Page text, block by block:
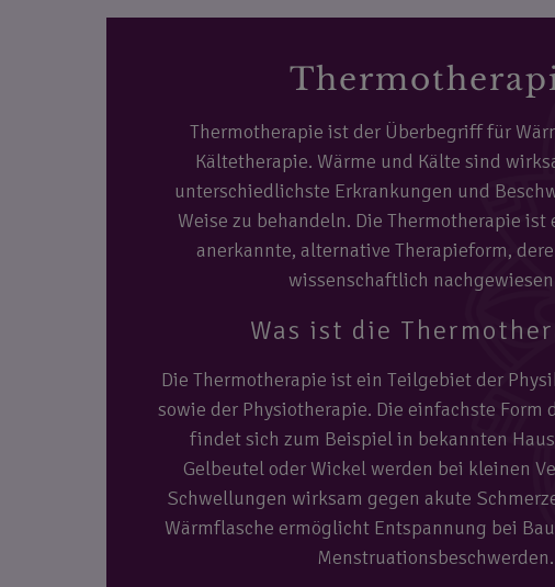
Thermotherapie ist der Überbegriff für
Kältetherapie. Wärme und Kälte sind
unterschiedlichste Erkrankungen und
Weise zu behandeln. Die Thermotherapie ist
anerkannte, alternative Therapieform,
wissenschaftlich
Was ist die
Die Thermotherapie ist ein Teilgebiet der
sowie der Physiotherapie. Die einfachste Form
findet sich zum Beispiel in bekannten
Gelbeutel oder Wickel werden bei kleinen
Schwellungen wirksam gegen akute
Wärmflasche ermöglicht Entspannung bei
Menstruationsbeschwerden.